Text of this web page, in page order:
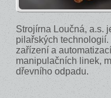
Strojírna Loučná, a.s.
pilařských
zařízení a
manipulačních linek,
dřevního odpadu.